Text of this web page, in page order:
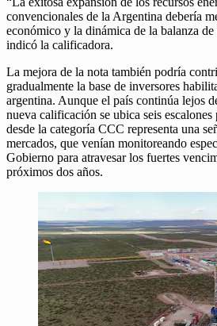
convencionales de la Argentina debería
económico y la dinámica de la balanza
indicó la calificadora.
La mejora de la nota también podría
gradualmente la base de inversores
argentina. Aunque el país continúa lejos
nueva calificación se ubica seis
desde la categoría CCC representa una
mercados, que venían monitoreando
Gobierno para atravesar los fuertes
próximos dos años.